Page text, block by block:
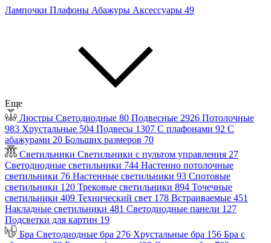
Лампочки Плафоны Абажуры Аксессуары 49
Еще
Люстры Светодиодные 80 Подвесные 2926 Потолочные
983 Хрустальные 504 Подвесы 1307 С плафонами 92 С
абажурами 20 Больших размеров 70
Светильники Светильники с пультом управления 27
Светодиодные светильники 744 Настенно потолочные
светильники 76 Настенные светильники 93 Спотовые
светильники 120 Трековые светильники 894 Точечные
светильники 409 Технический свет 178 Встраиваемые 451
Накладные светильники 481 Светодиодные панели 127
Подсветки для картин 19
Бра Светодиодные бра 276 Хрустальные бра 156 Бра с